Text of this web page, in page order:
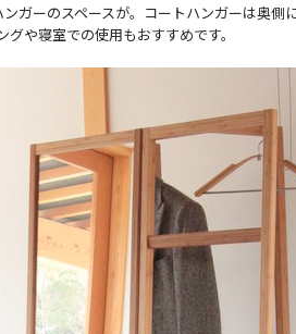
ガーのスペースが。コートハンガーは奥側
や寝室での使用もおすすめです。